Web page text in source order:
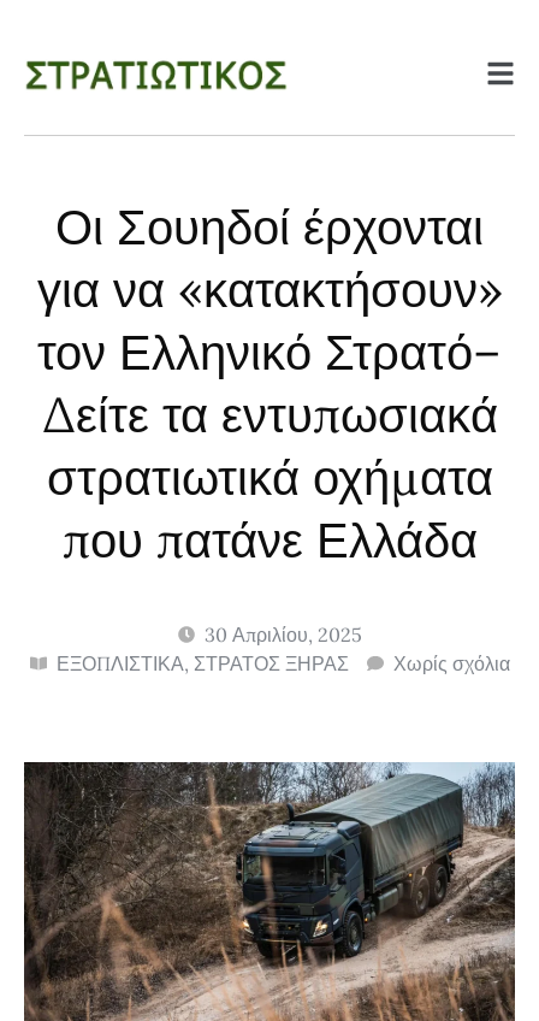
Οι Σουηδοί έρχονται
για να «κατακτήσουν»
τον Ελληνικό Στρατό–
Δείτε τα εντυπωσιακά
στρατιωτικά οχήματα
που πατάνε Ελλάδα
30 Απριλίου, 2025
ΕΞΟΠΛΙΣΤΙΚΑ, ΣΤΡΑΤΟΣ ΞΗΡΑΣ Χωρίς σχόλια